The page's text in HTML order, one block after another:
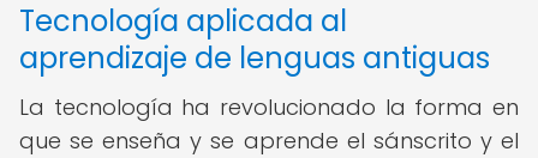
Tecnología aplicada al
aprendizaje de lenguas antiguas
La tecnología ha revolucionado la forma en
que se enseña y se aprende el sánscrito y el